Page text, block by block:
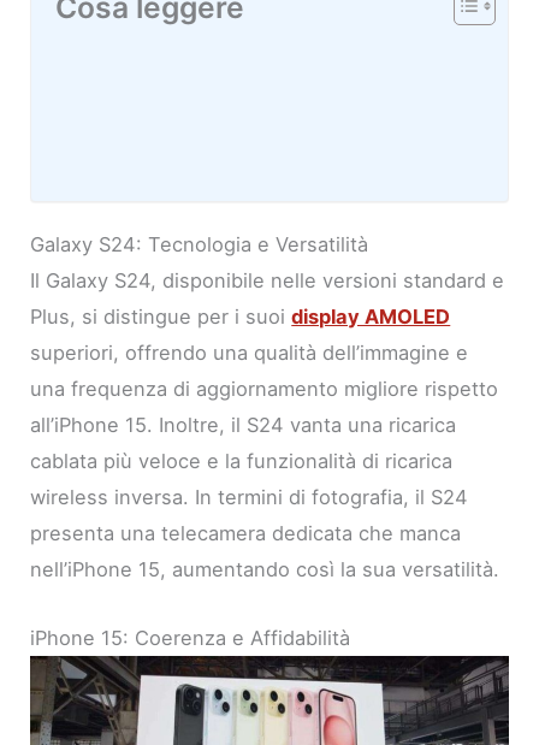
Cosa leggere
Galaxy S24: Tecnologia e Versatilità
Il Galaxy S24, disponibile nelle versioni standard e
Plus, si distingue per i suoidisplay AMOLED
superiori, offrendo una qualità dell’immagine e
una frequenza di aggiornamento migliore rispetto
all’iPhone 15. Inoltre, il S24 vanta una ricarica
cablata più veloce e la funzionalità di ricarica
wireless inversa. In termini di fotografia, il S24
presenta una telecamera dedicata che manca
nell’iPhone 15, aumentando così la sua versatilità.
iPhone 15: Coerenza e Affidabilità